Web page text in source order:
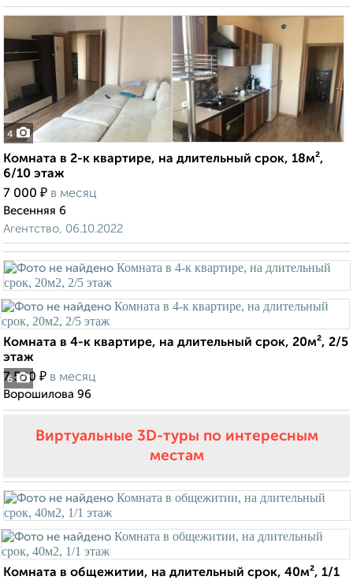
4
Комната в 2-к квартире, на длительный срок, 18м²,
6/10 этаж
7 000 ₽ в месяц
Весенняя 6
Агентство, 06.10.2022
6
Комната в 4-к квартире, на длительный срок, 20м², 2/5
этаж
7 500 ₽ в месяц
Ворошилова 96
Виртуальные 3D-туры по интересным
местам
Комната в общежитии, на длительный срок, 40м², 1/1